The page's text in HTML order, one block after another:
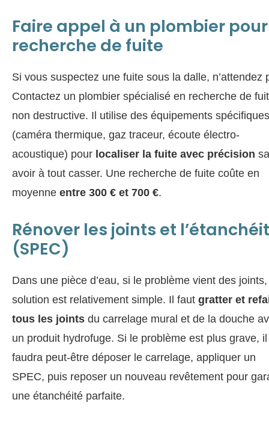
Faire appel à un plombier
recherche de fuite
Si vous suspectez une fuite sous la dalle, n’attendez
Contactez un plombier spécialisé en recherche de
non destructive. Il utilise des équipements spécifiques
(caméra thermique, gaz traceur, écoute électro-
acoustique) pour localiser la fuite avec précision
avoir à tout casser. Une recherche de fuite coûte en
moyenne entre 300 € et 700 €.
Rénover les joints et
(SPEC)
Dans une pièce d’eau, si le problème vient des
solution est relativement simple. Il faut gratter et
tous les joints du carrelage mural et de la douche
un produit hydrofuge. Si le problème est plus grave, il
faudra peut-être déposer le carrelage, appliquer un
SPEC, puis reposer un nouveau revêtement pour
une étanchéité parfaite.